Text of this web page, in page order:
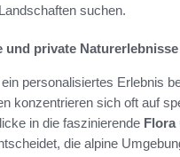
suchen.
und private Naturerlebnisse
personalisiertes Erlebnis
konzentrieren sich oft auf
in die faszinierende Flora
die alpine